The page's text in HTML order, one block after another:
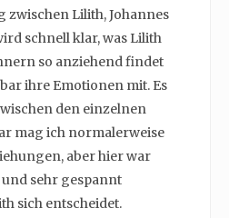
zwischen Lilith, Johannes
schnell klar, was Lilith
so anziehend findet
ihre Emotionen mit. Es
den einzelnen
mag ich normalerweise
aber hier war
sehr gespannt
sich entscheidet.